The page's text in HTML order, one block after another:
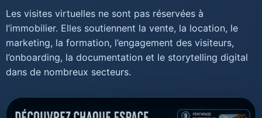
Les visites virtuelles ne sont pas réservées à
l’immobilier. Elles soutiennent la vente, la location, le
marketing, la formation, l’engagement des visiteurs,
l’onboarding, la documentation et le storytelling digital
dans de nombreux secteurs.